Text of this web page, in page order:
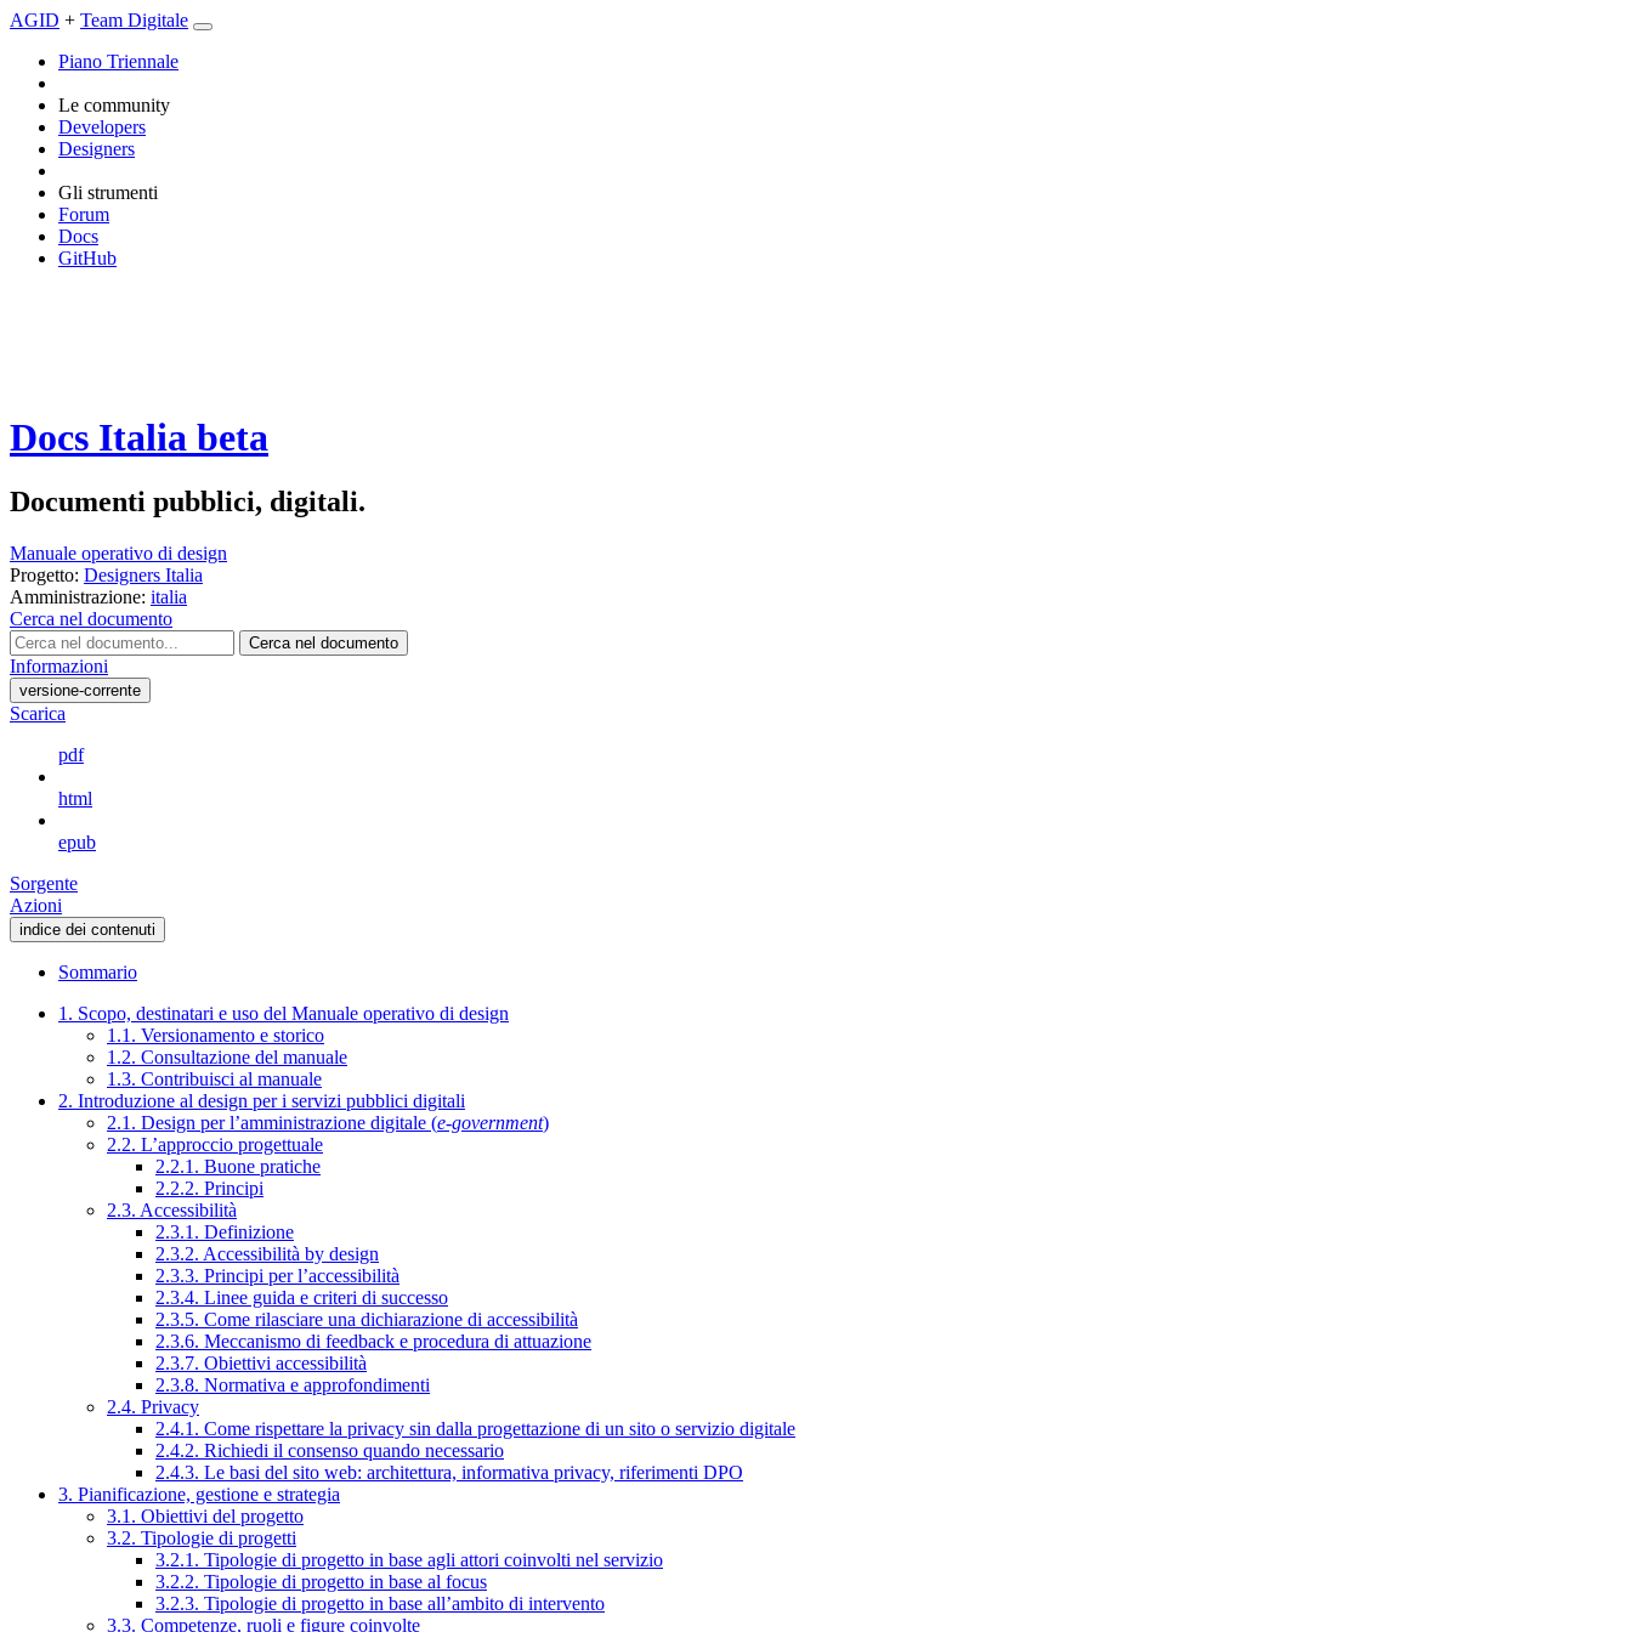
AGID + Team Digitale
Piano Triennale
Le community
Developers
Designers
Gli strumenti
Forum
Docs
GitHub
Docs Italia beta
Documenti pubblici, digitali.
Manuale operativo di design
Progetto: Designers Italia
Amministrazione: italia
Cerca nel documento
Cerca nel documento
Informazioni
versione-corrente
Scarica
pdf
html
epub
Sorgente
Azioni
indice dei contenuti
Sommario
1. Scopo, destinatari e uso del Manuale operativo di design
1.1. Versionamento e storico
1.2. Consultazione del manuale
1.3. Contribuisci al manuale
2. Introduzione al design per i servizi pubblici digitali
2.1. Design per l’amministrazione digitale (e-government)
2.2. L’approccio progettuale
2.2.1. Buone pratiche
2.2.2. Principi
2.3. Accessibilità
2.3.1. Definizione
2.3.2. Accessibilità by design
2.3.3. Principi per l’accessibilità
2.3.4. Linee guida e criteri di successo
2.3.5. Come rilasciare una dichiarazione di accessibilità
2.3.6. Meccanismo di feedback e procedura di attuazione
2.3.7. Obiettivi accessibilità
2.3.8. Normativa e approfondimenti
2.4. Privacy
2.4.1. Come rispettare la privacy sin dalla progettazione di un sito o servizio digitale
2.4.2. Richiedi il consenso quando necessario
2.4.3. Le basi del sito web: architettura, informativa privacy, riferimenti DPO
3. Pianificazione, gestione e strategia
3.1. Obiettivi del progetto
3.2. Tipologie di progetti
3.2.1. Tipologie di progetto in base agli attori coinvolti nel servizio
3.2.2. Tipologie di progetto in base al focus
3.2.3. Tipologie di progetto in base all’ambito di intervento
3.3. Competenze, ruoli e figure coinvolte